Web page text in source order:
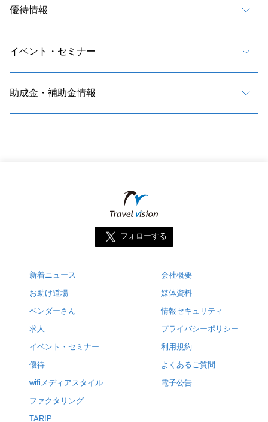
優待情報
イベント・セミナー
助成金・補助金情報
フォローする
新着ニュース
お助け道場
ベンダーさん
求人
イベント・セミナー
優待
wifiメディアスタイル
ファクタリング
TARIP
会社概要
媒体資料
情報セキュリティ
プライバシーポリシー
利用規約
よくあるご質問
電子公告